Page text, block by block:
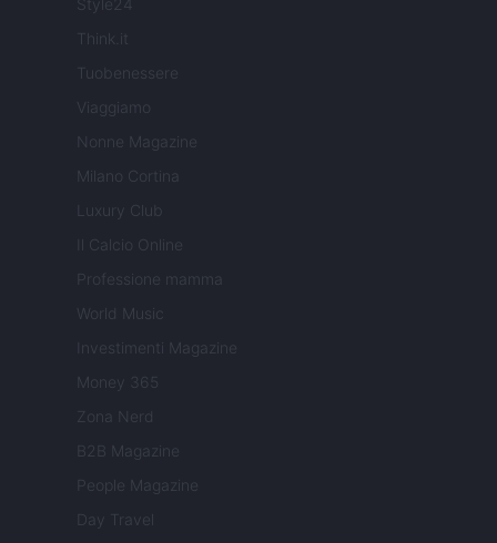
Style24
Think.it
Tuobenessere
Viaggiamo
Nonne Magazine
Milano Cortina
Luxury Club
Il Calcio Online
Professione mamma
World Music
Investimenti Magazine
Money 365
Zona Nerd
B2B Magazine
People Magazine
Day Travel